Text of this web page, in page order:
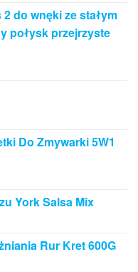
do wnęki ze stałym
połysk przejrzyste
Do Zmywarki 5W1
York Salsa Mix
Rur Kret 600G